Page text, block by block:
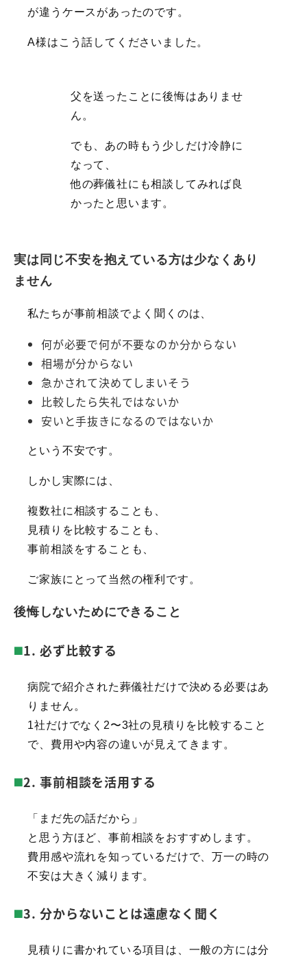
が違うケースがあったのです。
A様はこう話してくださいました。
父を送ったことに後悔はありませ
ん。
でも、あの時もう少しだけ冷静に
なって、
他の葬儀社にも相談してみれば良
かったと思います。
実は同じ不安を抱えている方は少なくあり
ません
私たちが事前相談でよく聞くのは、
何が必要で何が不要なのか分からない
相場が分からない
急かされて決めてしまいそう
比較したら失礼ではないか
安いと手抜きになるのではないか
という不安です。
しかし実際には、
複数社に相談することも、
見積りを比較することも、
事前相談をすることも、
ご家族にとって当然の権利です。
後悔しないためにできること
1. 必ず比較する
病院で紹介された葬儀社だけで決める必要はあ
りません。
1社だけでなく2〜3社の見積りを比較すること
で、費用や内容の違いが見えてきます。
2. 事前相談を活用する
「まだ先の話だから」
と思う方ほど、事前相談をおすすめします。
費用感や流れを知っているだけで、万一の時の
不安は大きく減ります。
3. 分からないことは遠慮なく聞く
見積りに書かれている項目は、一般の方には分